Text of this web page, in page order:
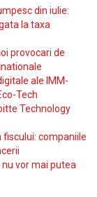
din iulie:
la taxa
provocari de
ale IMM-
Tech
Technology
fiscului: companiile
vor mai putea